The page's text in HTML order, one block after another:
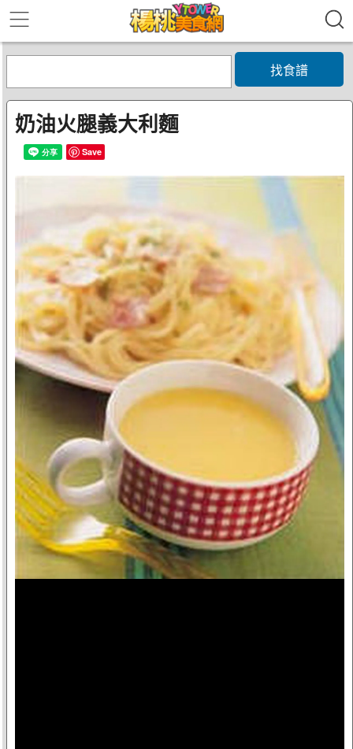
找食譜
奶油火腿義大利麵
Save